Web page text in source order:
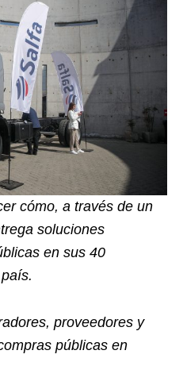
cómo, a través de un
soluciones
en sus 40
proveedores y
públicas en